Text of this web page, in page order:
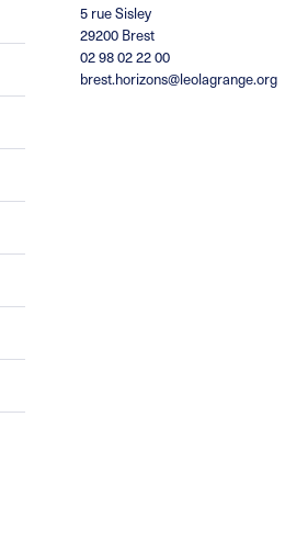
5 rue Sisley
29200 Brest
02 98 02 22 00
brest.horizons@leolagrange.org